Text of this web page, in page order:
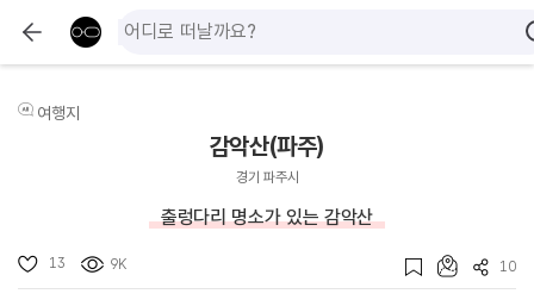
여행지
감악산(파주)
경기 파주시
출렁다리 명소가 있는 감악산
13 9K 10